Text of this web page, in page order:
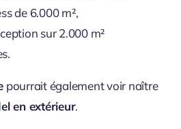
de 6.000 m²,
sur 2.000 m²
pourrait également voir naître
en extérieur.